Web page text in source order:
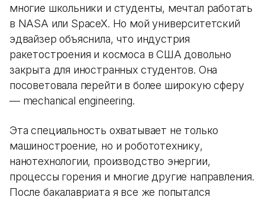
многие школьники и студенты, мечтал работать
в NASA или SpaceX. Но мой университетский
эдвайзер объяснила, что индустрия
ракетостроения и космоса в США довольно
закрыта для иностранных студентов. Она
посоветовала перейти в более широкую сферу
— mechanical engineering.
Эта специальность охватывает не только
машиностроение, но и робототехнику,
нанотехнологии, производство энергии,
процессы горения и многие другие направления.
После бакалавриата я все же попытался